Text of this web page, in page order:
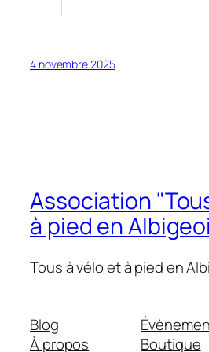
4 novembre 2025
Association
à pied en
Tous à vélo et à pied en
Blog
À propos
Boutique